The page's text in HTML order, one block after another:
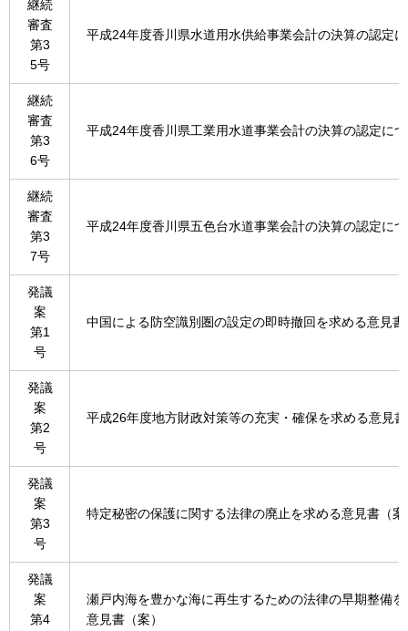
継続
審査
第3
5号
平成24年度香川県水道用水供給事業会計の決算の認定
継続
審査
第3
6号
平成24年度香川県工業用水道事業会計の決算の認定に
継続
審査
第3
7号
平成24年度香川県五色台水道事業会計の決算の認定に
発議
案
第1
号
中国による防空識別圏の設定の即時撤回を求める意見
発議
案
第2
号
平成26年度地方財政対策等の充実・確保を求める意見
発議
案
第3
号
特定秘密の保護に関する法律の廃止を求める意見書（案
発議
案
第4
瀬戸内海を豊かな海に再生するための法律の早期整備
意見書（案）